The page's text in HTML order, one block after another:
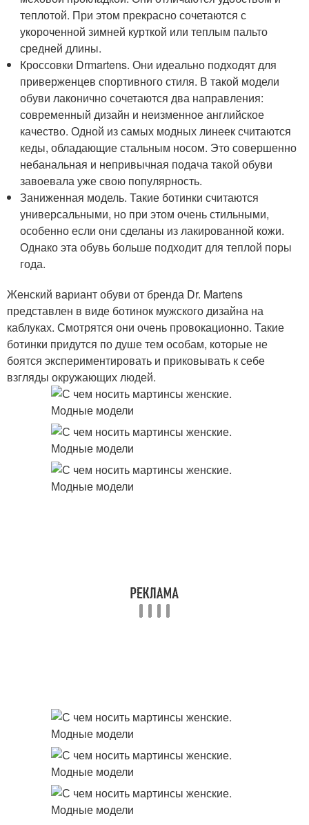
теплотой. При этом прекрасно сочетаются с
укороченной зимней курткой или теплым пальто
средней длины.
Кроссовки Drmartens. Они идеально подходят для
приверженцев спортивного стиля. В такой модели
обуви лаконично сочетаются два направления:
современный дизайн и неизменное английское
качество. Одной из самых модных линеек считаются
кеды, обладающие стальным носом. Это совершенно
небанальная и непривычная подача такой обуви
завоевала уже свою популярность.
Заниженная модель. Такие ботинки считаются
универсальными, но при этом очень стильными,
особенно если они сделаны из лакированной кожи.
Однако эта обувь больше подходит для теплой поры
года.
Женский вариант обуви от бренда Dr. Martens
представлен в виде ботинок мужского дизайна на
каблуках. Смотрятся они очень провокационно. Такие
ботинки придутся по душе тем особам, которые не
боятся экспериментировать и приковывать к себе
взгляды окружающих людей.